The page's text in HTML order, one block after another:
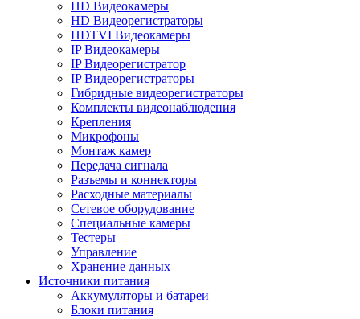
HD Видеокамеры
HD Видеорегистраторы
HDTVI Видеокамеры
IP Видеокамеры
IP Видеорегистратор
IP Видеорегистраторы
Гибридные видеорегистраторы
Комплекты видеонаблюдения
Крепления
Микрофоны
Монтаж камер
Передача сигнала
Разъемы и коннекторы
Расходные материалы
Сетевое оборудование
Специальные камеры
Тестеры
Управление
Хранение данных
Источники питания
Аккумуляторы и батареи
Блоки питания